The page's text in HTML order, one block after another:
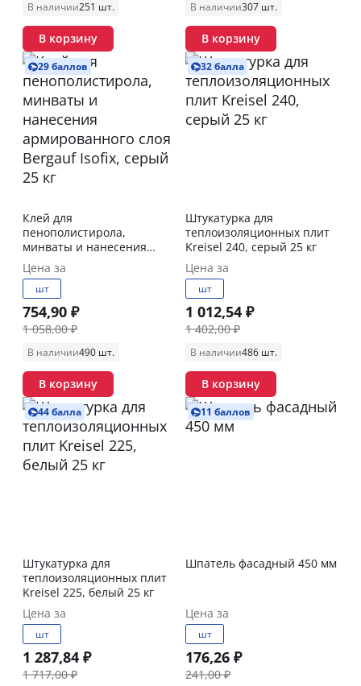
В наличии251 шт.
В корзину
В наличии307 шт.
В корзину
29 баллов
Клей для
пенополистирола,
минваты и нанесения
армированного слоя
Bergauf Isofix, серый 25 кг
Цена за
шт
754,90 ₽
1 058,00 ₽
В наличии490 шт.
В корзину
32 балла
Штукатурка для
теплоизоляционных плит
Kreisel 240, серый 25 кг
Цена за
шт
1 012,54 ₽
1 402,00 ₽
В наличии486 шт.
В корзину
44 балла
Штукатурка для
теплоизоляционных плит
Kreisel 225, белый 25 кг
Цена за
шт
1 287,84 ₽
1 717,00 ₽
11 баллов
Шпатель фасадный 450 мм
Цена за
шт
176,26 ₽
241,00 ₽